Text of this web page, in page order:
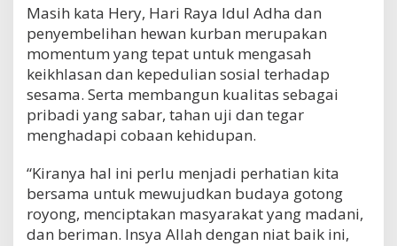
Masih kata Hery, Hari Raya Idul Adha dan
penyembelihan hewan kurban merupakan
momentum yang tepat untuk mengasah
keikhlasan dan kepedulian sosial terhadap
sesama. Serta membangun kualitas sebagai
pribadi yang sabar, tahan uji dan tegar
menghadapi cobaan kehidupan.
“Kiranya hal ini perlu menjadi perhatian kita
bersama untuk mewujudkan budaya gotong
royong, menciptakan masyarakat yang madani,
dan beriman. Insya Allah dengan niat baik ini,